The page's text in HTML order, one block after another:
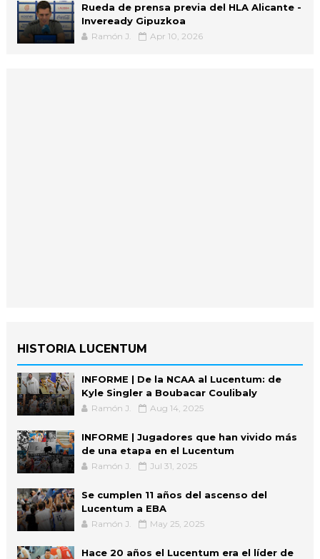
Rueda de prensa previa del HLA Alicante -
Inveready Gipuzkoa
Ramón J. Apr 10, 2026
HISTORIA LUCENTUM
INFORME | De la NCAA al Lucentum: de
Kyle Singler a Boubacar Coulibaly
Ramón J. Aug 14, 2025
INFORME | Jugadores que han vivido más
de una etapa en el Lucentum
Ramón J. Jul 31, 2025
Se cumplen 11 años del ascenso del
Lucentum a EBA
Ramón J. May 25, 2025
Hace 20 años el Lucentum era el líder de